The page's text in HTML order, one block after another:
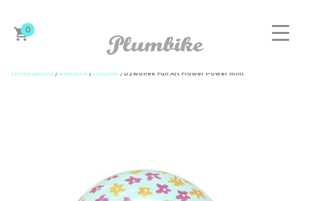
0
ZAPROJEKTUJ ROWER
Strona główna / Akcesoria / Dzwonki / Dzwonek Fun Art Flower Power mint